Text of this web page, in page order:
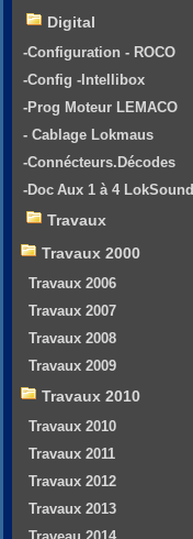
Digital
-Configuration - ROCO
-Config -Intellibox
-Prog Moteur LEMACO
- Cablage Lokmaus
-Connécteurs.Décodes
-Doc Aux 1 à 4 LokSound
Travaux
Travaux 2000
Travaux 2006
Travaux 2007
Travaux 2008
Travaux 2009
Travaux 2010
Travaux 2010
Travaux 2011
Travaux 2012
Travaux 2013